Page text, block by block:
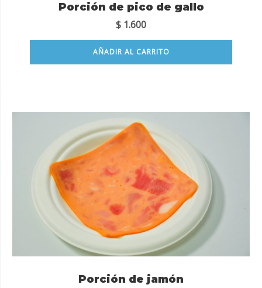
Porción de pico de gallo
$ 1.600
AÑADIR AL CARRITO
Porción de jamón